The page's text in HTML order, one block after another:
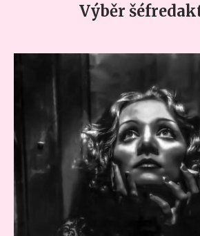
Výběr